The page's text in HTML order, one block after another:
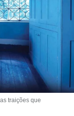
traições que